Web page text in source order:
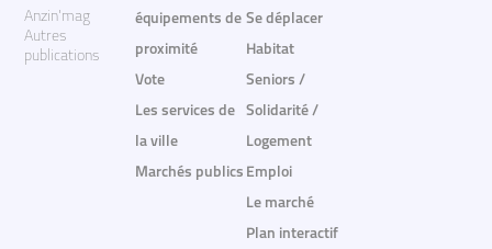
Anzin'mag
Autres
publications
équipements de
proximité
Vote
Les services de
la ville
Marchés publics
Se déplacer
Habitat
Seniors /
Solidarité /
Logement
Emploi
Le marché
Plan interactif